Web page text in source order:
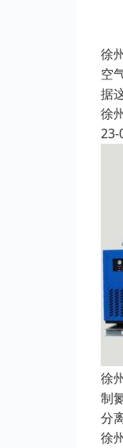
徐
空
据
徐
23-
徐
制
分
徐